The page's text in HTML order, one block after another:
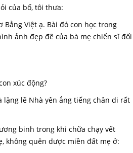
của bố, tôi thưa:
Việt ạ. Bài đó con học trong
ảnh đẹp đẽ của bà mẹ chiến sĩ đối
xúc động?
lẽ Nhà yên ắng tiếng chân di rất
binh trong khi chữa chạy vết
không quên dược miền đất mẹ ở: